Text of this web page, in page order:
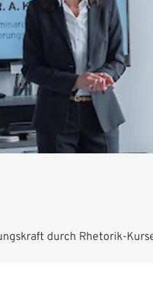
durch Rhetorik-